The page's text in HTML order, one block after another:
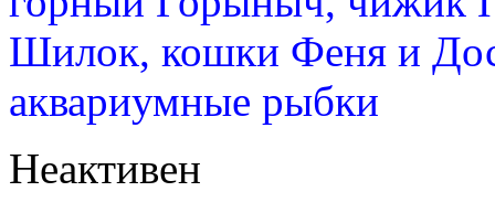
Шилок, кошки Феня и
аквариумные рыбки
Неактивен